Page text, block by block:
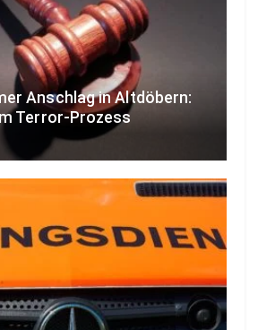
Anschlag in Altdöbern:
Terror-Prozess